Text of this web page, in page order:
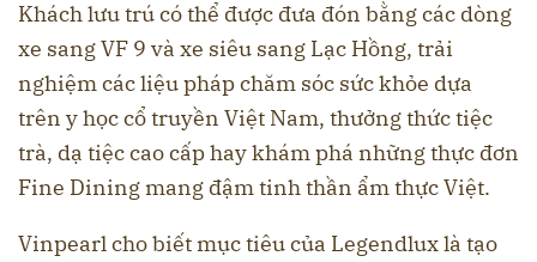
Khách lưu trú có thể được đưa đón bằng các dòng
xe sang VF 9 và xe siêu sang Lạc Hồng, trải
nghiệm các liệu pháp chăm sóc sức khỏe dựa
trên y học cổ truyền Việt Nam, thưởng thức tiệc
trà, dạ tiệc cao cấp hay khám phá những thực đơn
Fine Dining mang đậm tinh thần ẩm thực Việt.
Vinpearl cho biết mục tiêu của Legendlux là tạo